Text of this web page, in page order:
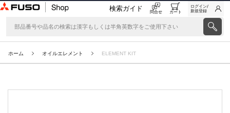
検索ガイド 問合せ カート
ログイン/
新規登録
ホーム オイルエレメント ELEMENT KIT